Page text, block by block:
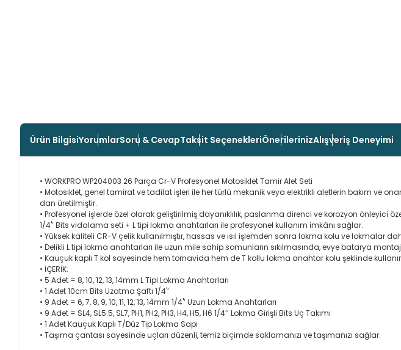
Ürün BilgisiYorumlarSoru & CevapTaksit SeçenekleriÖnerilerinizAlışveriş Deneyimi
• WORKPRO WP204003 26 Parça Cr-V Profesyonel Motosiklet Tamir Alet Seti
• Motosiklet, genel tamirat ve tadilat işleri ile her türlü mekanik veya elektrikli aletlerin bakım ve
dan üretilmiştir.
• Profesyonel işlerde özel olarak geliştirilmiş dayanıklılık, paslanma direnci ve korozyon önleyici
1/4'’ Bits vidalama seti + L tipi lokma anahtarları ile profesyonel kullanım imkânı sağlar.
• Yüksek kaliteli CR-V çelik kullanılmıştır, hassas ve ısıl işlemden sonra lokma kolu ve lokmalar
• Delikli L tipi lokma anahtarları ile uzun mile sahip somunların sıkılmasında, evye batarya
• Kauçuk kaplı T kol sayesinde hem tornavida hem de T kollu lokma anahtar kolu şeklinde
• İÇERİK:
• 5 Adet = 8, 10, 12, 13, 14mm L Tipi Lokma Anahtarları
• 1 Adet 10cm Bits Uzatma Şaftı 1/4'’
• 9 Adet = 6, 7, 8, 9, 10, 11, 12, 13, 14mm 1/4'’ Uzun Lokma Anahtarları
• 9 Adet = SL4, SL5.5, SL7, PH1, PH2, PH3, H4, H5, H6 1/4’’ Lokma Girişli Bits Uç Takımı
• 1 Adet Kauçuk Kaplı T/Düz Tip Lokma Sapı
• Taşıma çantası sayesinde uçları düzenli, temiz biçimde saklamanızı ve taşımanızı sağlar.